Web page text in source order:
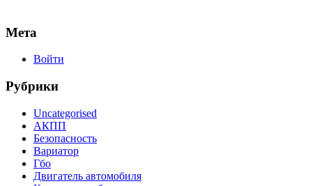
Мета
Войти
Рубрики
Uncategorised
АКПП
Безопасность
Вариатор
Гбо
Двигатель автомобиля